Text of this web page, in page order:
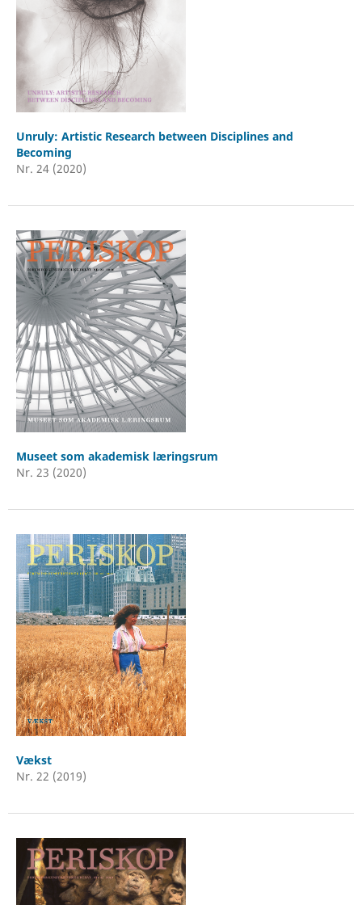
Unruly: Artistic Research between Disciplines and
Becoming
Nr. 24 (2020)
Museet som akademisk læringsrum
Nr. 23 (2020)
Vækst
Nr. 22 (2019)